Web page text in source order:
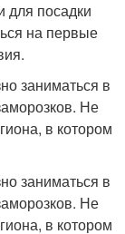
для посадки
на первые
заниматься в
Не
в котором
заниматься в
Не
в котором